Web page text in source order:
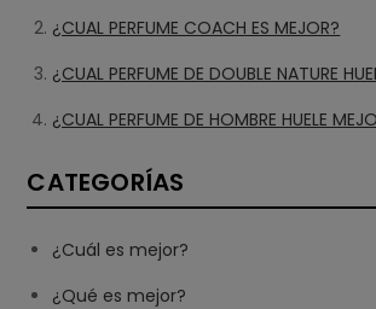
¿CUAL PERFUME COACH ES MEJOR?
¿CUAL PERFUME DE DOUBLE NATURE
¿CUAL PERFUME DE HOMBRE HUELE
CATEGORÍAS
¿Cuál es mejor?
¿Qué es mejor?